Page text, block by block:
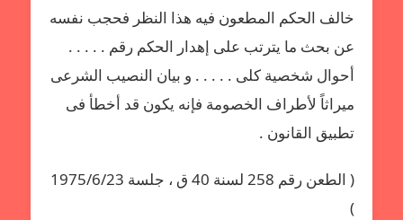
خالف الحكم المطعون فيه هذا النظر فحجب نفسه
عن بحث ما يترتب على إهدار الحكم رقم . . . . .
أحوال شخصية كلى . . . . . و بيان النصيب الشرعى
ميراثاً لأطراف الخصومة فإنه يكون قد أخطأ فى
تطبيق القانون .
( الطعن رقم 258 لسنة 40 ق ، جلسة 1975/6/23
)